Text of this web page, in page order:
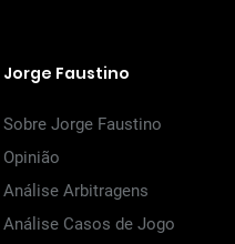
Jorge Faustino
Sobre Jorge Faustino
Opinião
Análise Arbitragens
Análise Casos de Jogo